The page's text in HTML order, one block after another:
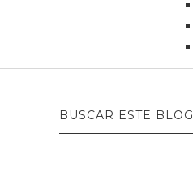
BUSCAR ESTE BLOG